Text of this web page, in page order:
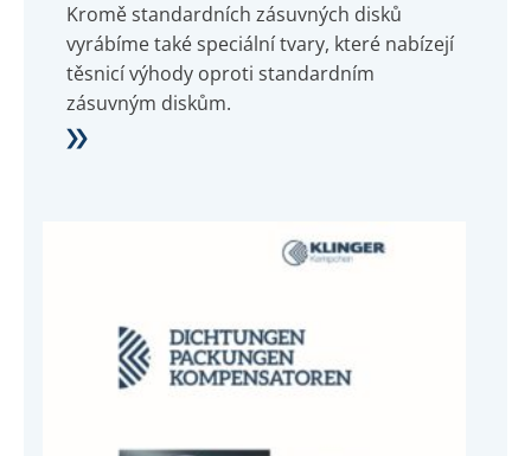
Kromě standardních zásuvných disků
vyrábíme také speciální tvary, které nabízejí
těsnicí výhody oproti standardním
zásuvným diskům.